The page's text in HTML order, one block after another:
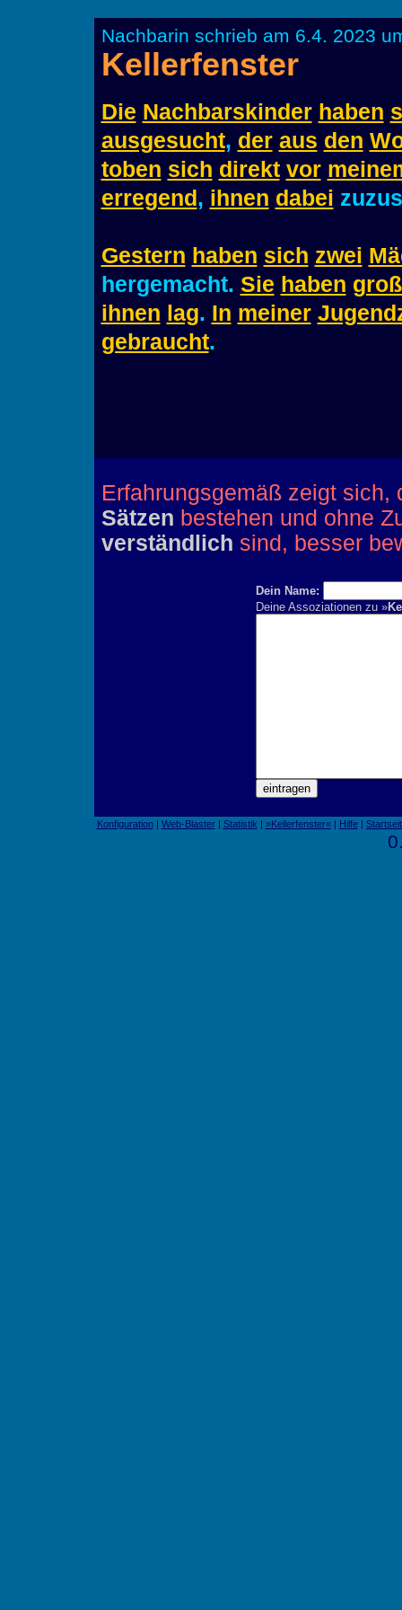
Nachbarin schrieb am 6.4. 2023
Kellerfenster
Die Nachbarskinder haben
ausgesucht, der aus den
toben sich direkt vor
erregend, ihnen dabei
Gestern haben sich zwei
hergemacht. Sie haben
ihnen lag. In meiner
gebraucht.
Erfahrungsgemäß zeigt
Sätzen bestehen und ohne
verständlich sind, besser
Dein Name:
Deine Assoziationen zu »
Konfiguration| Web-Blaster| Statistik | »Kellerfenster«| Hilfe|